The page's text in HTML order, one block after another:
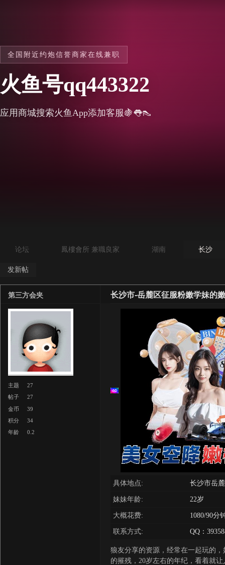
全国附近约炮信誉商家在线兼职
火鱼号qq443322
应用商城搜索火鱼App添加客服🍇👅👠
论坛 鳳樓會所 兼職良家 湖南 长沙
发新帖
长沙市-岳麓区征服粉嫩学妹的
第三方会夹
主题
27
帖子
27
金币
39
积分
34
年龄
0.2
具体地点: 长沙市岳
妹妹年龄: 22岁
大概花费: 1080/90分
联系方式: QQ：
狼友分享的资源，经常在一起玩的
的摧残，20岁左右的年纪，看着就